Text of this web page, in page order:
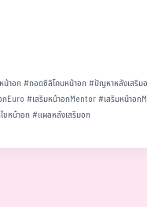
น้าอก#ถอดซิลิโคนหน้าอก #ปัญหาหลังเสริม
กEuro #เสริมหน้าอกMentor#เสริมหน้าอก
ขหน้าอก#แผลหลังเสริมอก